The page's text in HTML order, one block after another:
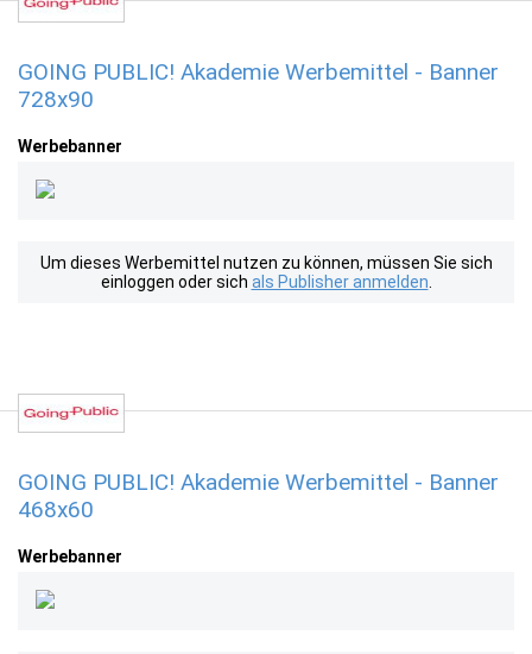
GOING PUBLIC! Akademie Werbemittel - Banner
728x90
Werbebanner
Um dieses Werbemittel nutzen zu können, müssen Sie sich
einloggen oder sich als Publisher anmelden
GOING PUBLIC! Akademie Werbemittel - Banner
468x60
Werbebanner